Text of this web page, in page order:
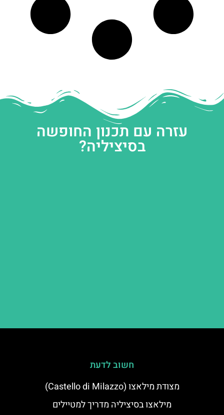
עזרה עם תכנון החופשה
בסיציליה?
חשוב לדעת
מצודת מילאצו (Castello di Milazzo)
מילאצו בסיציליה מדריך למטיילים